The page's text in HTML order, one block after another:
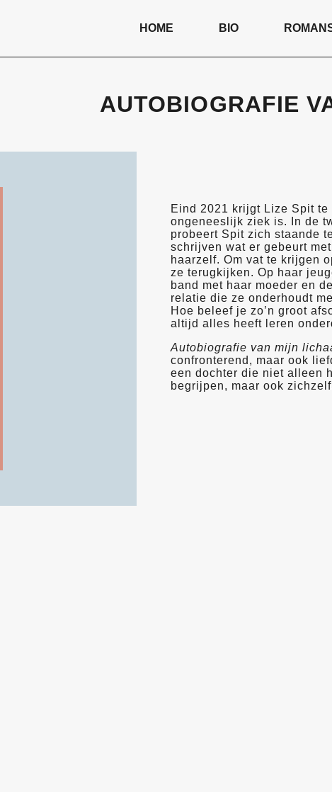
HOME BIO
AUTOBIOGRAFIE
Eind 2021 krijgt Lize Spit te
ongeneeslijk ziek is. In de
probeert Spit zich staande
schrijven wat er gebeurt
haarzelf. Om vat te krijgen
ze terugkijken. Op haar
band met haar moeder en
relatie die ze onderhoudt
Hoe beleef je zo’n groot
altijd alles heeft leren
Autobiografie van mijn
confronterend, maar ook
een dochter die niet alleen
begrijpen, maar ook